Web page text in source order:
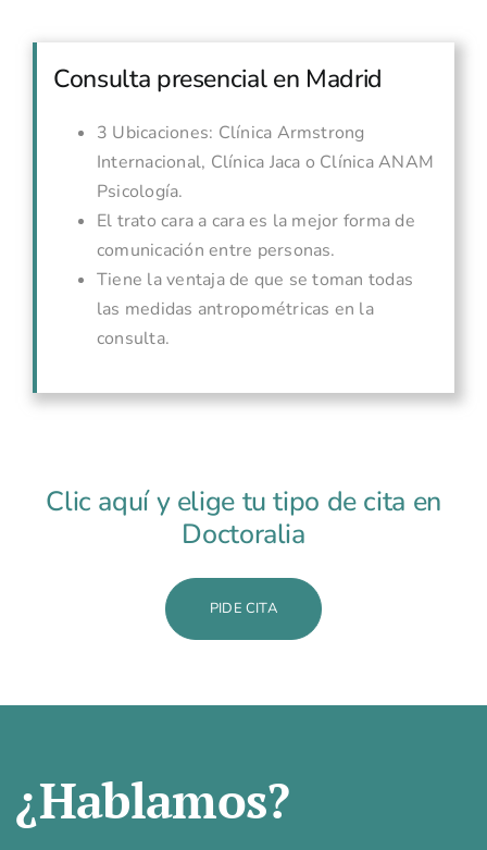
Consulta presencial en Madrid
3 Ubicaciones: Clínica Armstrong
Internacional, Clínica Jaca o Clínica ANAM
Psicología.
El trato cara a cara es la mejor forma de
comunicación entre personas.
Tiene la ventaja de que se toman todas
las medidas antropométricas en la
consulta.
Clic aquí y elige tu tipo de cita en
Doctoralia
PIDE CITA
¿Hablamos?